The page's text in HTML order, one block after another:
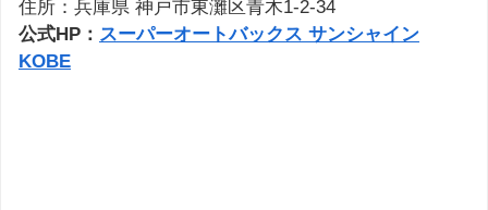
住所：兵庫県 神戸市東灘区青木1-2-34
公式HP： スーパーオートバックス サンシャイン
KOBE